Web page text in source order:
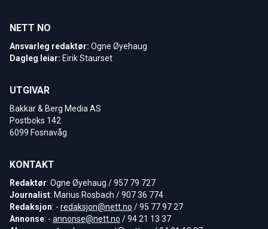
NETT NO
Ansvarleg redaktør: Ogne Øyehaug
Dagleg leiar: Eirik Staurset
UTGIVAR
Bakkar & Berg Media AS
Postboks 142
6099 Fosnavåg
KONTAKT
Redaktør: Ogne Øyehaug / 957 79 727
Journalist: Marius Rosbach / 907 36 774
Redaksjon: - redaksjon@nett.no / 95 77 97 27
Annonse: - annonse@nett.no / 94 21 13 37